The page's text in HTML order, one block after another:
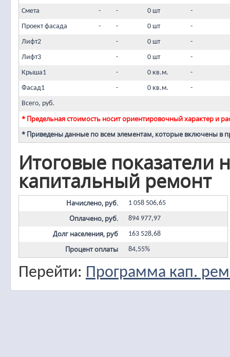
Смета
- - 0 шт
-
Проект фасада
- - 0 шт
-
Лифт2
- 0 шт
-
Лифт3
- 0 шт
-
Крыша1
- 0 кв.м.
-
Фасад1
- 0 кв.м.
-
Всего, руб.
* Предельная стоимость носит ориентировочный характер и
* Приведены данные по всем элементам, которые включены в
Итоговые показатели
капитальный ремонт
Начислено, руб. 1 058 506,65
Оплачено, руб. 894 977,97
Долг населения, руб 163 528,68
Процент оплаты 84,55%
Перейти: Программа кап.